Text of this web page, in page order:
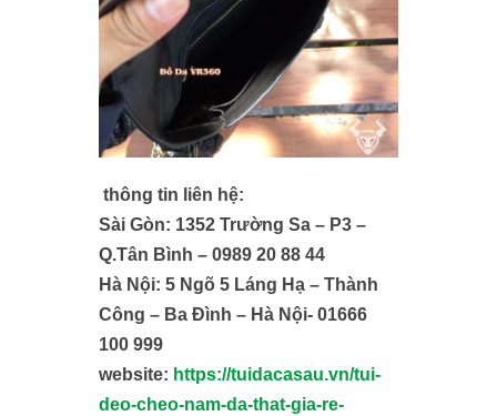
thông tin liên hệ:
Sài Gòn: 1352 Trường Sa – P3 –
Q.Tân Bình – 0989 20 88 44
Hà Nội: 5 Ngõ 5 Láng Hạ – Thành
Công – Ba Đình – Hà Nội- 01666
100 999
website: https://tuidacasau.vn/tui-
deo-cheo-nam-da-that-gia-re-